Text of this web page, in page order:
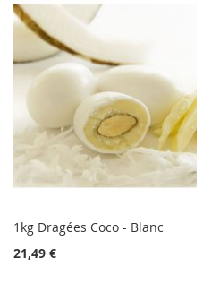
1kg Dragées Coco - Blanc
21,49 €